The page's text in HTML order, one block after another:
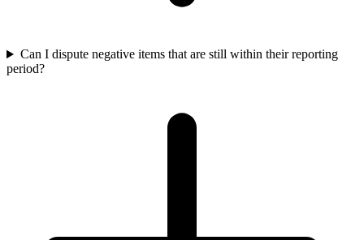
Can I dispute negative items that are still within their reporting
period?